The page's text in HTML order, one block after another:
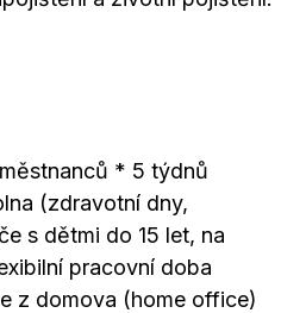
* 5 týdnů
(zdravotní dny,
s dětmi do 15 let, na
pracovní doba
z domova (home office)